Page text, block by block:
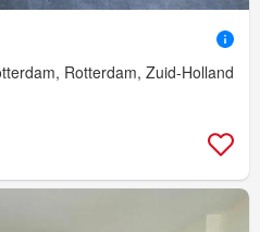
Rotterdam, Zuid-Holland